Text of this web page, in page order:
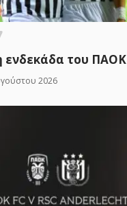
ενδεκάδα του ΠΑΟΚ
2026